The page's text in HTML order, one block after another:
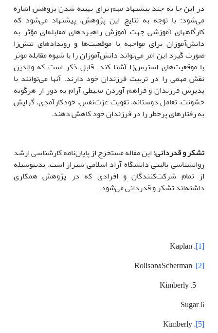
در این جا به چند پیشنهاد مهم برای بهینه شدن پژوهش اشاره
می‌شود: با توجه به نتایج این پژوهش، پیشنهاد می‌شود که
کارگاه­های آموزشی جهت آموزش راهبردهای مقابله‌ای مؤثر به
دانش‌آموزان برای مواجهه با موقعیت‌ها و رویدادهای تنش‌زا
صورت گیرد این امر می‌تواند دانش‌آموزان را با شیوه مقابله موثر
با موقعیت‌های استرس‌زا آشنا کند. قابل ذکر است که والدین
نقش مهمی را در تربیت فرزندان خود دارند. آنها می‌توانند با
پذیرش فرزندان و فراهم آوردن محیطی آرام به دور از هرگونه
خشونت، تعامل دوستانه، تقویت عزت‌نفس، خودکارآمدی، گرایش
به رفتارهای پرخطر را در فرزندان خود کاهش دهند.
تشکر و قدردانی:این مقاله مستخرج از پایان‌نامه کارشناسی ارشد
روانشناسی بالینی دانشگاه آزاد اسلامی شیراز است. بدینوسیله
از تمام شرکت‌کنندگان و افرادی که در پژوهش همکاری
داشته‌اند تشکر و قدردانی می‌شود.
[1]
. Kaplan
[2]
. Rolison&Scherman
Kimberly
6.Sugar
[5]
. Kimberly